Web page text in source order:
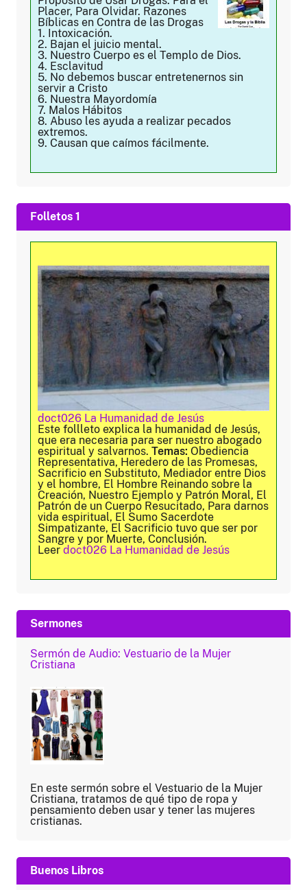
Placer, Para Olvidar. Razones
Bíblicas en Contra de las Drogas
1. Intoxicación.
2. Bajan el juicio mental.
3. Nuestro Cuerpo es el Templo de Dios.
4. Esclavitud
5. No debemos buscar entretenernos sin
servir a Cristo
6. Nuestra Mayordomía
7. Malos Hábitos
8. Abuso les ayuda a realizar pecados
extremos.
9. Causan que caímos fácilmente.
Folletos 1
doct026 La Humanidad de Jesús
Este follleto explica la humanidad de Jesús,
que era necesaria para ser nuestro abogado
espiritual y salvarnos. Temas: Obediencia
Representativa, Heredero de las Promesas,
Sacrificio en Substituto, Mediador entre Dios
y el hombre, El Hombre Reinando sobre la
Creación, Nuestro Ejemplo y Patrón Moral, El
Patrón de un Cuerpo Resucitado, Para darnos
vida espiritual, El Sumo Sacerdote
Simpatizante, El Sacrificio tuvo que ser por
Sangre y por Muerte, Conclusión.
Leer doct026 La Humanidad de Jesús
Sermones
Sermón de Audio: Vestuario de la Mujer
Cristiana
En este sermón sobre el Vestuario de la Mujer
Cristiana, tratamos de qué tipo de ropa y
pensamiento deben usar y tener las mujeres
cristianas.
Buenos Libros